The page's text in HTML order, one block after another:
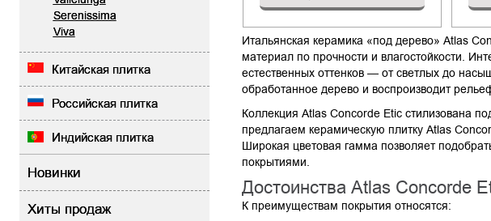
Serenissima
Viva
Китайская плитка
Российская плитка
Индийская плитка
Новинки
Хиты продаж
Итальянская керамика «под дерево» Atlas
материал по прочности и влагостойкости.
естественных оттенков — от светлых до
обработанное дерево и воспроизводит
Коллекция Atlas Concorde Etic стилизована
предлагаем керамическую плитку Atlas
Широкая цветовая гамма позволяет
покрытиями.
Достоинства Atlas Concorde
К преимуществам покрытия относятся: